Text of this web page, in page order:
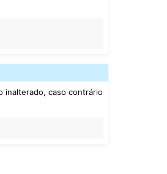
inalterado, caso contrário